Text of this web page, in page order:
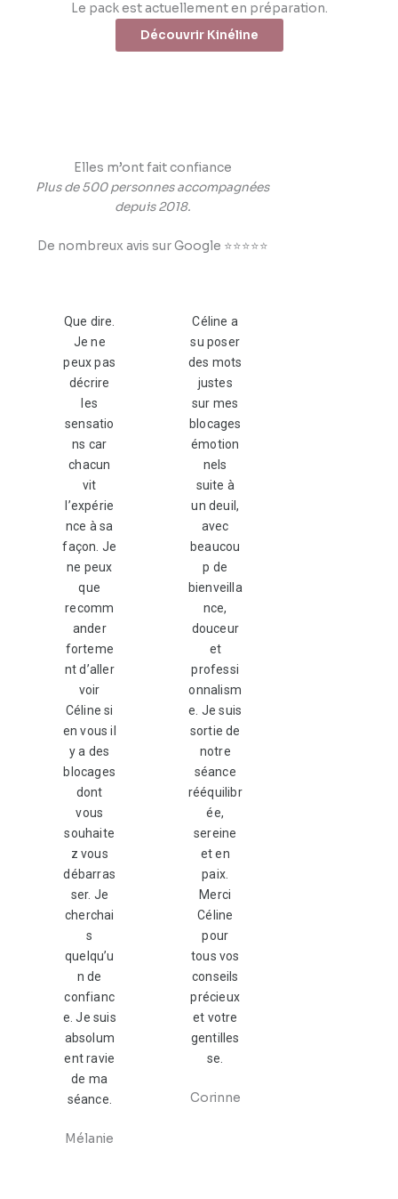
Le pack est actuellement en préparation.
Découvrir Kinéline
Elles m’ont fait confiance
Plus de 500 personnes accompagnées
depuis 2018.
De nombreux avis sur Google ⭐⭐⭐⭐⭐
Que dire.
Je ne
peux pas
décrire
les
sensatio
ns car
chacun
vit
l’expérie
nce à sa
façon. Je
ne peux
que
recomm
ander
forteme
nt d’aller
voir
Céline si
en vous il
y a des
blocages
dont
vous
souhaite
z vous
débarras
ser. Je
cherchai
s
quelqu’u
n de
confianc
e. Je suis
absolum
ent ravie
de ma
séance.
Mélanie
Céline a
su poser
des mots
justes
sur mes
blocages
émotion
nels
suite à
un deuil,
avec
beaucou
p de
bienveilla
nce,
douceur
et
professi
onnalism
e. Je suis
sortie de
notre
séance
rééquilibr
ée,
sereine
et en
paix.
Merci
Céline
pour
tous vos
conseils
précieux
et votre
gentilles
se.
Corinne